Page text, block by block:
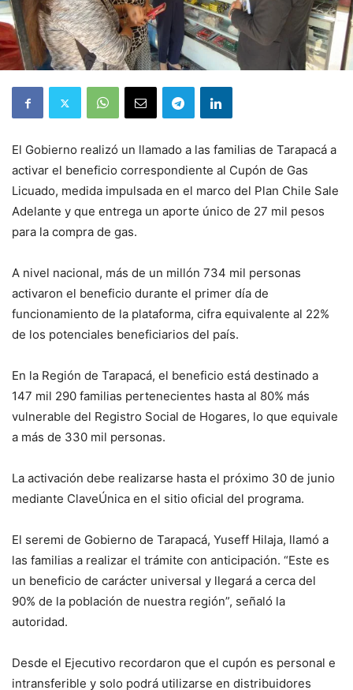
El Gobierno realizó un llamado a las familias de Tarapacá a
activar el beneficio correspondiente al Cupón de Gas
Licuado, medida impulsada en el marco del Plan Chile Sale
Adelante y que entrega un aporte único de 27 mil pesos
para la compra de gas.
A nivel nacional, más de un millón 734 mil personas
activaron el beneficio durante el primer día de
funcionamiento de la plataforma, cifra equivalente al 22%
de los potenciales beneficiarios del país.
En la Región de Tarapacá, el beneficio está destinado a
147 mil 290 familias pertenecientes hasta al 80% más
vulnerable del Registro Social de Hogares, lo que equivale
a más de 330 mil personas.
La activación debe realizarse hasta el próximo 30 de junio
mediante ClaveÚnica en el sitio oficial del programa.
El seremi de Gobierno de Tarapacá, Yuseff Hilaja, llamó a
las familias a realizar el trámite con anticipación. “Este es
un beneficio de carácter universal y llegará a cerca del
90% de la población de nuestra región”, señaló la
autoridad.
Desde el Ejecutivo recordaron que el cupón es personal e
intransferible y solo podrá utilizarse en distribuidores